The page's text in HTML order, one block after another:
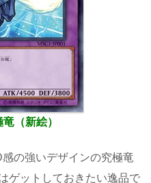
（新絵）
の強いデザインの究極竜
ゲットしておきたい逸品で